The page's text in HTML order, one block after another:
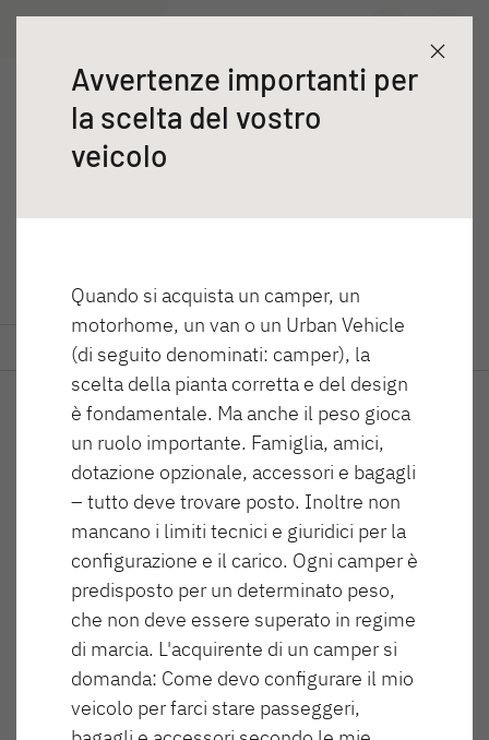
Caravans
C'JOY ACTIVE
C'GO ACTIVE &
C'GO UP ACTIVE
NUOVO
SUMMER EDITION
Caravan
CAMPER
Caravan
490 EST
Scoprire Configurare Dati tecnici
Configurare Dati tecnici
460 EL 490 EST
Avvertenze importanti per
la scelta del vostro
veicolo
Quando si acquista un camper, un
motorhome, un van o un Urban Vehicle
(di seguito denominati: camper), la
scelta della pianta corretta e del design
è fondamentale. Ma anche il peso gioca
un ruolo importante. Famiglia, amici,
dotazione opzionale, accessori e bagagli
– tutto deve trovare posto. Inoltre non
mancano i limiti tecnici e giuridici per la
configurazione e il carico. Ogni camper è
predisposto per un determinato peso,
che non deve essere superato in regime
di marcia. L'acquirente di un camper si
domanda: Come devo configurare il mio
veicolo per farci stare passeggeri,